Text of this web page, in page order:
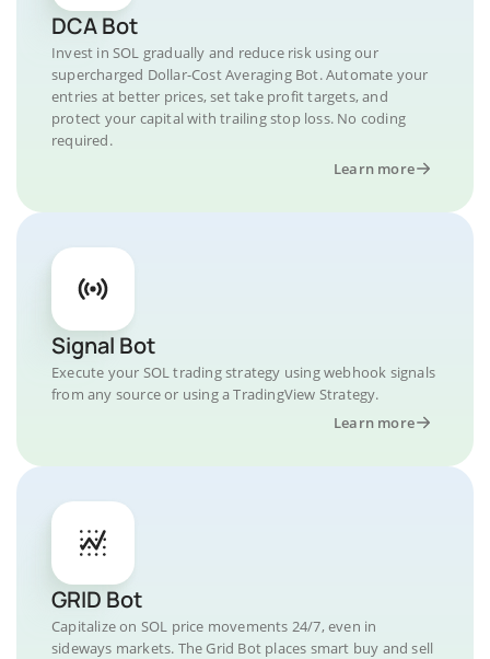
DCA Bot
Invest in SOL gradually and reduce risk using our
supercharged Dollar-Cost Averaging Bot. Automate your
entries at better prices, set take profit targets, and
protect your capital with trailing stop loss. No coding
required.
Learn more
Signal Bot
Execute your SOL trading strategy using webhook signals
from any source or using a TradingView Strategy.
Learn more
GRID Bot
Capitalize on SOL price movements 24/7, even in
sideways markets. The Grid Bot places smart buy and sell